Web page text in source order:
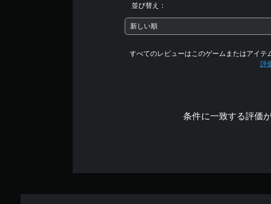
並び替え：
新しい順
すべてのレビューはこのゲームまたはアイテ
評
条件に一致する評価